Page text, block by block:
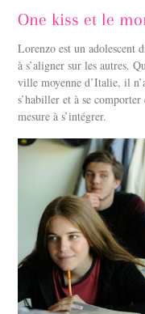
One kiss et le
Lorenzo est un adolescent
à s’aligner sur les autres.
ville moyenne d’Italie, il
s’habiller et à se
mesure à s’intégrer.